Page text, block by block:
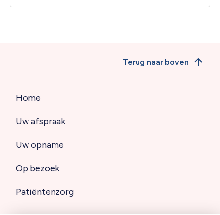
(footer)
Home
Uw afspraak
Uw opname
Op bezoek
Patiëntenzorg
Terug naar boven